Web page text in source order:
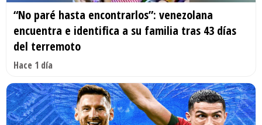
“No paré hasta encontrarlos”: venezolana
encuentra e identifica a su familia tras 43 días
del terremoto
Hace 1 día